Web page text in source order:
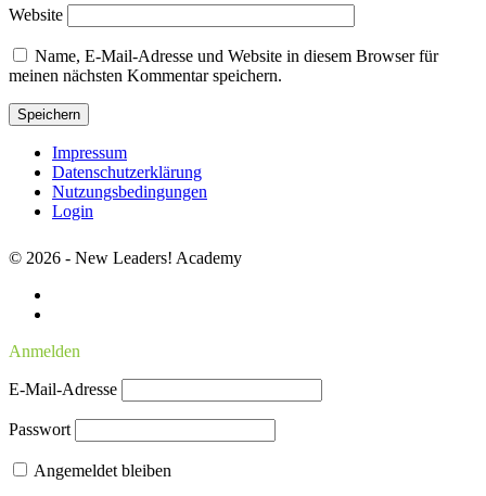
Website
Name, E-Mail-Adresse und Website in diesem Browser für
meinen nächsten Kommentar speichern.
Impressum
Datenschutzerklärung
Nutzungsbedingungen
Login
© 2026 - New Leaders! Academy
Anmelden
E-Mail-Adresse
Passwort
Angemeldet bleiben